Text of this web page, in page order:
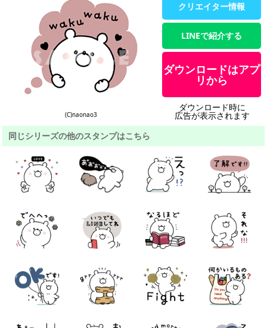
(C)naonao3
クリエイター情報
LINEで紹介する
ダウンロードはアプ
リから
ダウンロード時に
広告が表示されます
同じシリーズの他のスタンプはこちら